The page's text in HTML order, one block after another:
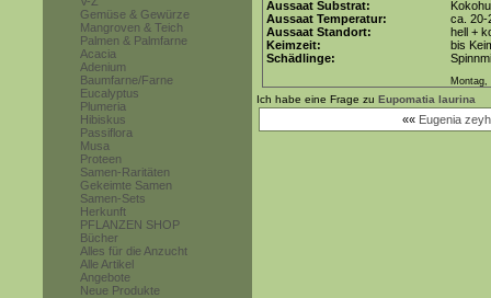
Gemüse & Gewürze
Mangroven & Teich
Palmen & Palmfarne
Acacia
Adenium
Baumfarne/Farne
Eucalyptus
Plumeria
Hibiskus
Passiflora
Musa
Proteen
Samen-Raritäten
Gekeimte Samen
Samen-Sets
Herkunft
PFLANZEN SHOP
Bücher
Alles für die Anzucht
Alle Artikel
Angebote
Neue Produkte
Aussaat Substrat:
Aussaat Temperatur:
ca. 20-
Aussaat Standort:
hell +
Keimzeit:
bis
Schädlinge:
Montag,
Ich habe eine Frage zu Eupomatia laurina
«« Eugenia